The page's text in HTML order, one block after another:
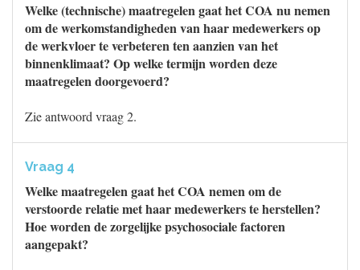
Welke (technische) maatregelen gaat het COA nu nemen
om de werkomstandigheden van haar medewerkers op
de werkvloer te verbeteren ten aanzien van het
binnenklimaat? Op welke termijn worden deze
maatregelen doorgevoerd?
Zie antwoord vraag 2.
Vraag 4
Welke maatregelen gaat het COA nemen om de
verstoorde relatie met haar medewerkers te herstellen?
Hoe worden de zorgelijke psychosociale factoren
aangepakt?